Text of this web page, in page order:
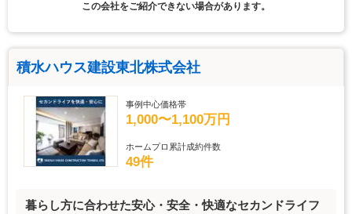
この会社をご紹介できない場合があります。
積水ハウス建設東北株式会社
事例中心価格帯
1,000〜1,100万円
ホームプロ累計成約件数
49件
暮らし方に合わせた安心・安全・快適なセカンドライフ